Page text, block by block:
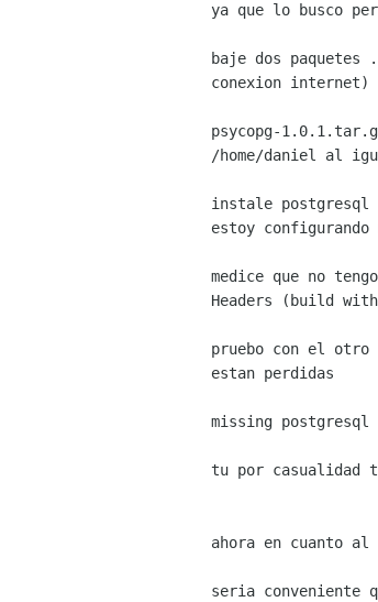
ya que lo busco
baje dos
conexion internet)
psycopg-
/home/daniel al
instale
estoy
medice que no
Headers (build
pruebo con el otro
estan perdidas
missing postgresql
tu por casualidad
ahora en cuanto
seria conveniente